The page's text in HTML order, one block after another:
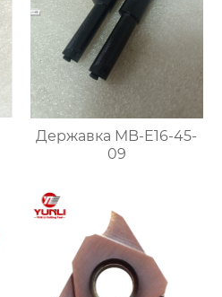
Державка MB-E16-45-
09